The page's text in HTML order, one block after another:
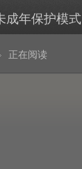
成年保护模式
正在阅读